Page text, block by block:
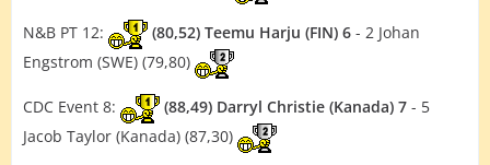
N&B PT 12: (80,52) Teemu Harju (FIN) 6 - 2 Johan
Engstrom (SWE) (79,80)
CDC Event 8: (88,49) Darryl Christie (Kanada) 7 - 5
Jacob Taylor (Kanada) (87,30)